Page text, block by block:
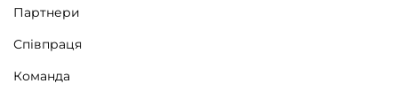
Партнери
Співпраця
Команда